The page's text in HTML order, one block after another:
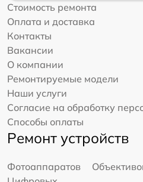
Стоимость ремонта
Оплата и доставка
Контакты
Вакансии
О компании
Ремонтируемые модели
Наши услуги
Согласие на обработку
Способы оплаты
Ремонт устройств
Фотоаппаратов